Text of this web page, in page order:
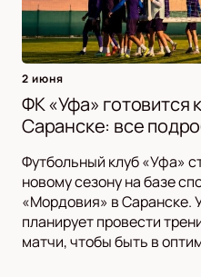
2 июня
ФК «Уфа» готовится
Саранске: все
Футбольный клуб «Уфа»
новому сезону на базе
«Мордовия» в Саранске.
планирует провести
матчи, чтобы быть в